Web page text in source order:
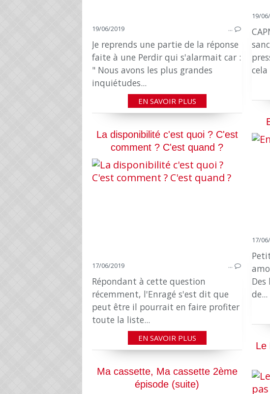
19/
cela
19/06/2019 …
Je reprends une partie de la réponse
faite à une Perdir qui s'alarmait car :
" Nous avons les plus grandes
inquiétudes...
EN SAVOIR PLUS
17/
de...
La disponibilité c'est quoi ? C'est
comment ? C'est quand ?
17/06/2019 …
Répondant à cette question
récemment, l'Enragé s'est dit que
peut être il pourrait en faire profiter
toute la liste...
EN SAVOIR PLUS
Le
Ma cassette, Ma cassette 2ème
épisode (suite)